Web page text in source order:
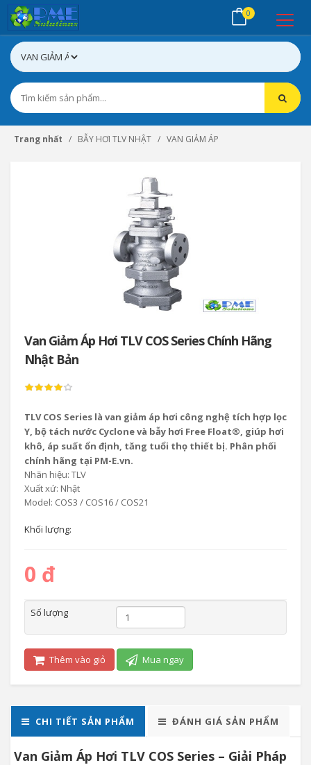
0
Trang nhất BẪY HƠI TLV NHẬT VAN GIẢM ÁP
Van Giảm Áp Hơi TLV COS Series Chính Hãng
Nhật Bản
TLV COS Series là van giảm áp hơi công nghệ tích hợp lọc
Y, bộ tách nước Cyclone và bẫy hơi Free Float®, giúp hơi
khô, áp suất ổn định, tăng tuổi thọ thiết bị. Phân phối
chính hãng tại PM-E.vn.
Nhãn hiệu: TLV
Xuất xứ: Nhật
Model: COS3 / COS16 / COS21
Khối lượng:
0 đ
Số lượng
Thêm vào giỏ Mua ngay
CHI TIẾT SẢN PHẨM ĐÁNH GIÁ SẢN PHẨM
Van Giảm Áp Hơi TLV COS Series – Giải Pháp